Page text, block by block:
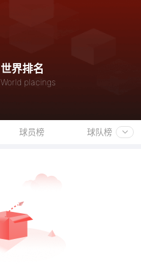
世界排名
World placings
球员榜 球队榜